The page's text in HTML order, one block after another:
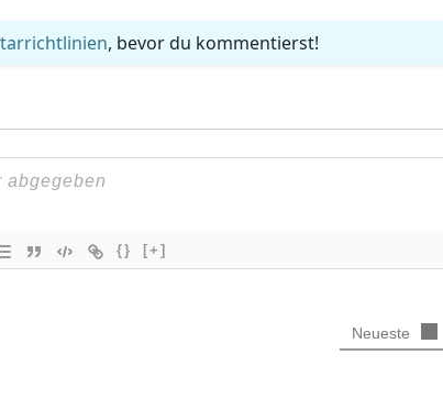
, bevor du kommentierst!
{} [+]
Neueste